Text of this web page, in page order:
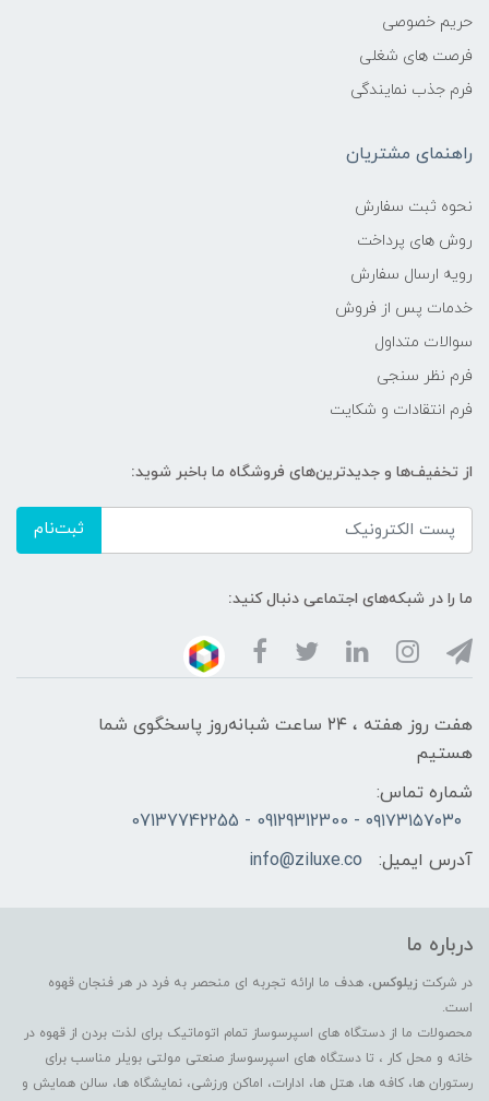
حریم خصوصی
فرصت های شغلی
فرم جذب نمایندگی
راهنمای مشتریان
نحوه ثبت سفارش
روش های پرداخت
رویه ارسال سفارش
خدمات پس از فروش
سوالات متداول
فرم نظر سنجی
فرم انتقادات و شکایت
از تخفیف‌ها و جدیدترین‌های فروشگاه ما باخبر شوید:
ثبت‌نام
ما را در شبکه‌های اجتماعی دنبال کنید:
هفت روز هفته ، ۲۴ ساعت شبانه‌روز پاسخگوی شما
هستیم
شماره تماس:
۰۹۱۷۳۱۵۷۰۳۰ - 09129312300 - 07137742255
آدرس ایمیل:
info@ziluxe.co
درباره ما
در شرکت زیلوکس، هدف ما ارائه تجربه ای منحصر به فرد در هر فنجان قهوه
است.
محصولات ما از دستگاه های اسپرسوساز تمام اتوماتیک برای لذت بردن از قهوه در
خانه و محل کار ، تا دستگاه های اسپرسوساز صنعتی مولتی بویلر مناسب برای
رستوران ها، کافه ها، هتل ها، ادارات، اماکن ورزشی، نمایشگاه ها، سالن همایش و